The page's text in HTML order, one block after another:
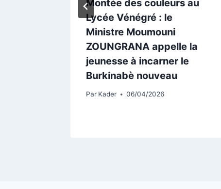
Montée des couleurs au
Lycée Vénégré : le
Ministre Moumouni
ZOUNGRANA appelle la
jeunesse à incarner le
Burkinabè nouveau
Par Kader 06/04/2026